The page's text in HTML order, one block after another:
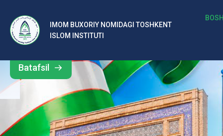
IMOM BUXORIY NOMIDAGI TOSHKENT
ISLOM INSTITUTI
b
al
ar
o‘
rt
Barcha
yangiliklar
Batafsil